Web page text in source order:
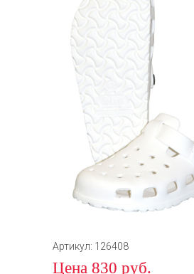
Артикул: 126408
Цена 830 руб.